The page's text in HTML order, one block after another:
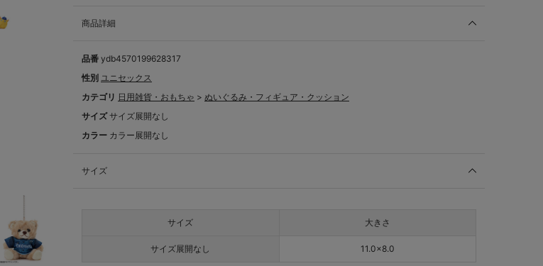
商品詳細
品番 ydb4570199628317
性別 ユニセックス
カテゴリ 日用雑貨・おもちゃ > ぬいぐるみ・フィギュア・クッション
サイズ サイズ展開なし
カラー カラー展開なし
サイズ
サイズ 大きさ
サイズ展開なし 11.0×8.0